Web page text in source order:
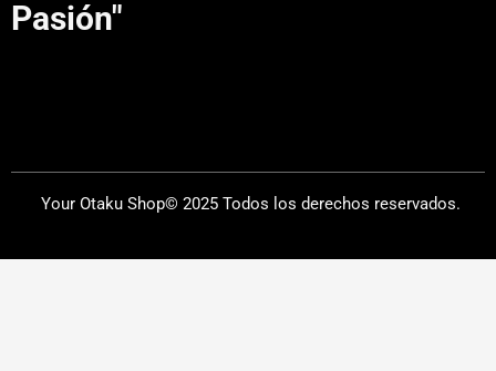
Pasión"
Your Otaku Shop© 2025 Todos los derechos reservados.